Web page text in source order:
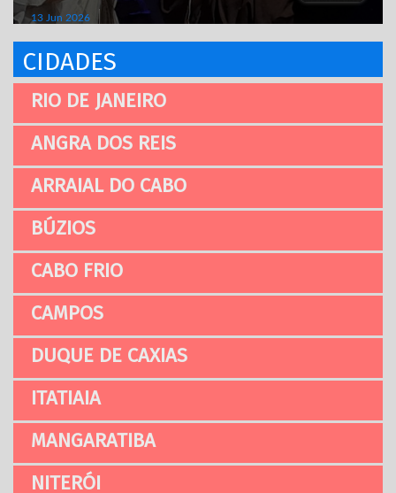
13 Jun 2026
CIDADES
RIO DE JANEIRO
ANGRA DOS REIS
ARRAIAL DO CABO
BÚZIOS
CABO FRIO
CAMPOS
DUQUE DE CAXIAS
ITATIAIA
MANGARATIBA
NITERÓI